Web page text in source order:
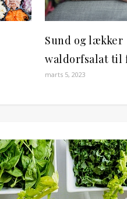
Sund og lækker
waldorfsalat til
marts 5, 2023